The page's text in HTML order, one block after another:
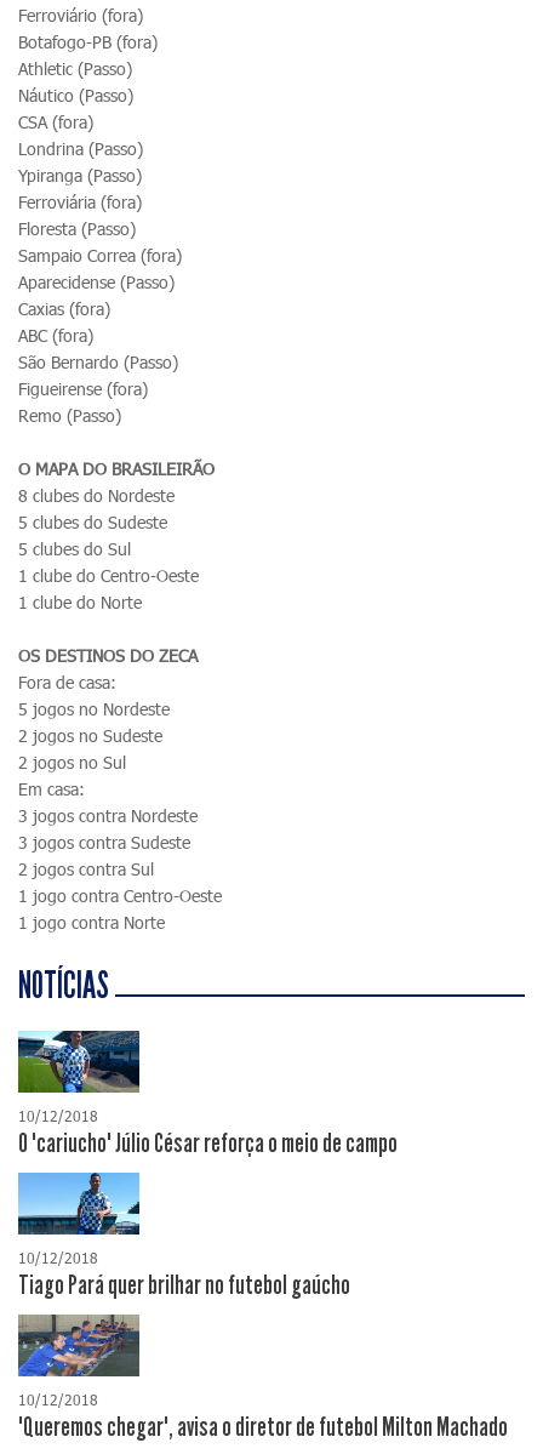
Ferroviário (fora)
Botafogo-PB (fora)
Athletic (Passo)
Náutico (Passo)
CSA (fora)
Londrina (Passo)
Ypiranga (Passo)
Ferroviária (fora)
Floresta (Passo)
Sampaio Correa (fora)
Aparecidense (Passo)
Caxias (fora)
ABC (fora)
São Bernardo (Passo)
Figueirense (fora)
Remo (Passo)
O MAPA DO BRASILEIRÃO
8 clubes do Nordeste
5 clubes do Sudeste
5 clubes do Sul
1 clube do Centro-Oeste
1 clube do Norte
OS DESTINOS DO ZECA
Fora de casa:
5 jogos no Nordeste
2 jogos no Sudeste
2 jogos no Sul
Em casa:
3 jogos contra Nordeste
3 jogos contra Sudeste
2 jogos contra Sul
1 jogo contra Centro-Oeste
1 jogo contra Norte
NOTÍCIAS
10/12/2018
O "cariucho" Júlio César reforça o meio de campo
10/12/2018
Tiago Pará quer brilhar no futebol gaúcho
10/12/2018
"Queremos chegar", avisa o diretor de futebol Milton Machado